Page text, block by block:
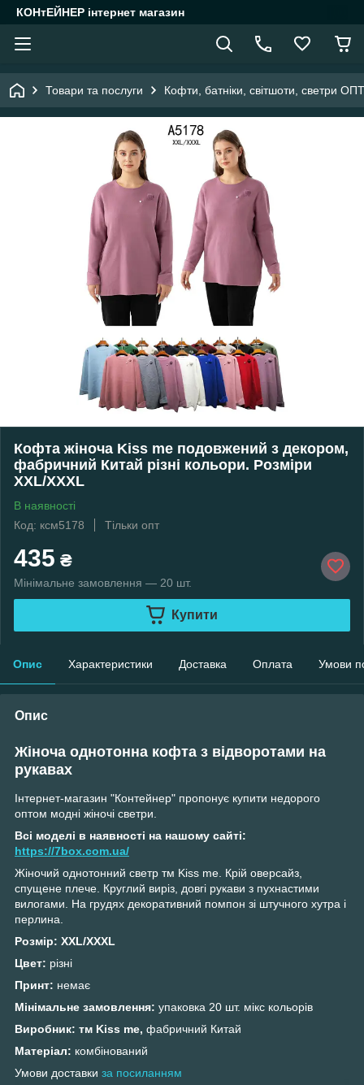
КОНтЕЙНЕР інтернет магазин
Товари та послуги Кофти, батніки, світшоти, светри
Кофта жіноча Kiss me подовжений з декором,
фабричний Китай різні кольори. Розміри
XXL/XXXL
В наявності
Код: ксм5178
Тільки опт
435 ₴
Мінімальне замовлення — 20 шт.
Купити
Опис Характеристики Доставка Оплата Умови
Опис
Жіноча однотонна кофта з відворотами на
рукавах
Інтернет-магазин "Контейнер" пропонує купити недорого
оптом модні жіночі светри.
Всі моделі в наявності на нашому сайті:
https://7box.com.ua/
Жіночий однотонний светр тм Kiss me. Крій оверсайз,
спущене плече. Круглий виріз, довгі рукави з пухнастими
вилогами. На грудях декоративний помпон зі штучного хутра і
перлина.
Розмір: XXL/XXXL
Цвет: різні
Принт: немає
Мінімальне замовлення: упаковка 20 шт. мікс кольорів
Виробник: тм Kiss me, фабричний Китай
Матеріал: комбінований
Умови доставки за посиланням